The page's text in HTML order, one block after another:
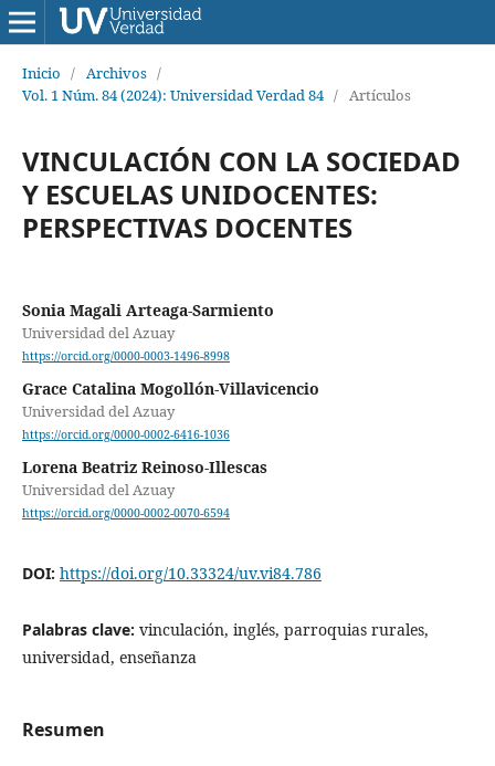
Inicio / Archivos /
Vol. 1 Núm. 84 (2024): Universidad Verdad 84 / Artículos
VINCULACIÓN CON LA SOCIEDAD
Y ESCUELAS UNIDOCENTES:
PERSPECTIVAS DOCENTES
Sonia Magali Arteaga-Sarmiento
Universidad del Azuay
https://orcid.org/0000-0003-1496-8998
Grace Catalina Mogollón-Villavicencio
Universidad del Azuay
https://orcid.org/0000-0002-6416-1036
Lorena Beatriz Reinoso-Illescas
Universidad del Azuay
https://orcid.org/0000-0002-0070-6594
DOI: https://doi.org/10.33324/uv.vi84.786
Palabras clave: vinculación, inglés, parroquias rurales,
universidad, enseñanza
Resumen